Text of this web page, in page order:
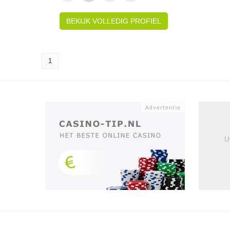
BEKIJK VOLLEDIG PROFIEL
1